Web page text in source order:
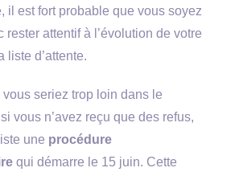
il est fort probable que vous soyez
rester attentif à l’évolution de votre
liste d’attente.
vous seriez trop loin dans le
vous n’avez reçu que des refus,
une procédure
qui démarre le 15 juin. Cette